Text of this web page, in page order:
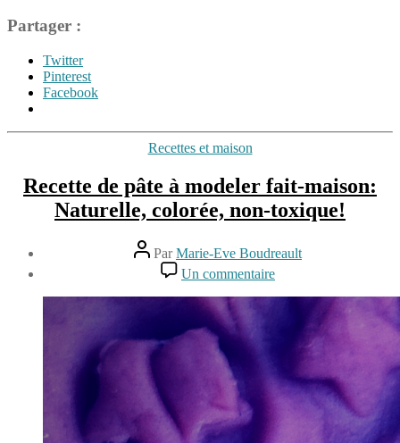
Partager :
Twitter
Pinterest
Facebook
Étiquettes
mamans
changer
déménagement
la
Catégories
Recettes et maison
Recette de pâte à modeler fait-maison:
Naturelle, colorée, non-toxique!
Auteur
de
l’article
ParMarie-Eve Boudreault
l’article
Un commentaire
Recette
de
modeler
fait-
maison:
Naturelle,
colorée,